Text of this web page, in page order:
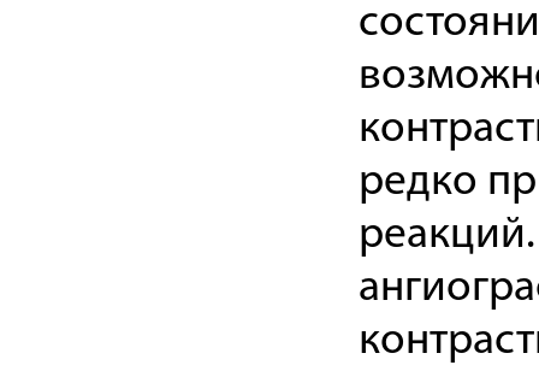
редко